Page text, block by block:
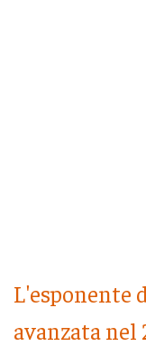
L'esponente
avanzata nel